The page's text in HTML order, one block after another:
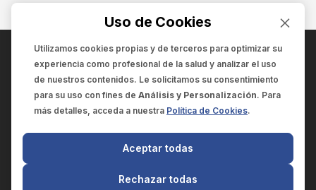
ENCUÉNTRANOS EN:
SCIENCELINK
SCILINK COMUNICACIÓN CIENTÍFICA SC
Uso de Cookies
Utilizamos cookies propias y de terceros para optimizar su
experiencia como profesional de la salud y analizar el uso
de nuestros contenidos. Le solicitamos su consentimiento
para su uso con fines de Análisis y Personalización. Para
más detalles, acceda a nuestra Política de Cookies.
Rechazar todas
Aceptar todas